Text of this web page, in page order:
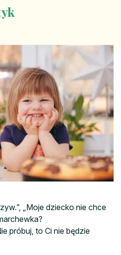
„Moje dziecko nie chce
próbuj, to Ci nie będzie